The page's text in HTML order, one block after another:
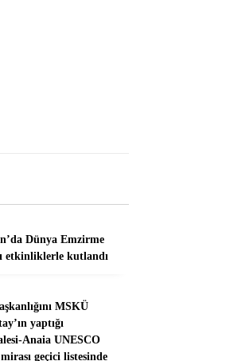
Dünya Emzirme
etkinliklerle kutlandı
MSKÜ
yaptığı
Anaia UNESCO
geçici listesinde